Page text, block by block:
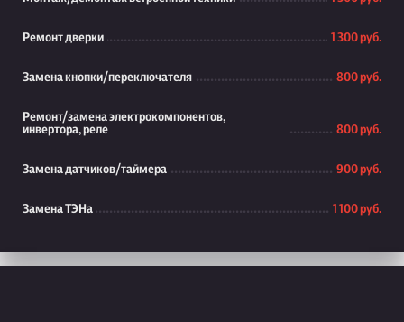
Ремонт дверки 1 300 руб.
Замена кнопки/переключателя 800 руб.
Ремонт/замена электрокомпонентов,
инвертора, реле
800 руб.
Замена датчиков/таймера 900 руб.
Замена ТЭНа 1 100 руб.